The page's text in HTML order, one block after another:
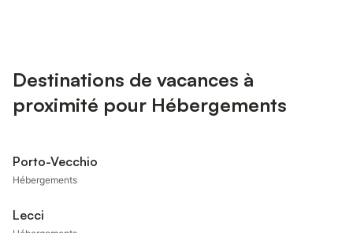
Destinations de vacances à
proximité pour Hébergements
Porto-Vecchio
Hébergements
Lecci